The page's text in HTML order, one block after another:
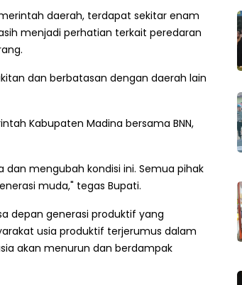
daerah, terdapat sekitar enam
menjadi perhatian terkait peredaran
dan berbatasan dengan daerah lain
Kabupaten Madina bersama BNN,
mengubah kondisi ini. Semua pihak
muda," tegas Bupati.
depan generasi produktif yang
usia produktif terjerumus dalam
akan menurun dan berdampak